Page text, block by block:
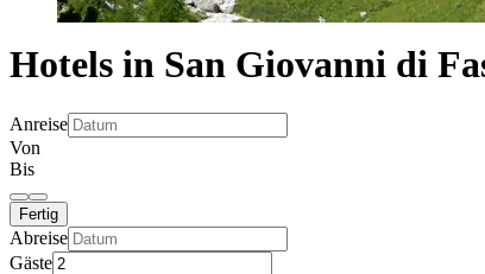
Hotels in San Giovanni di
Anreise
Von
Bis
Fertig
Abreise
Gäste